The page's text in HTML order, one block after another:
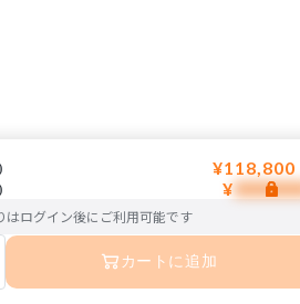
¥118,800
¥
はログイン後にご利用可能です
カートに追加